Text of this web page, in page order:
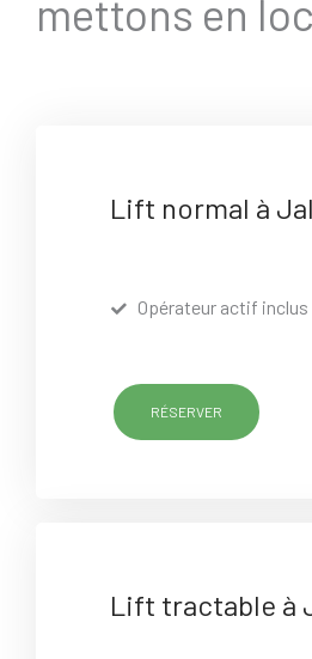
mettons en
Lift normal à
Opérateur actif inclus
RÉSERVER
Lift tractable à